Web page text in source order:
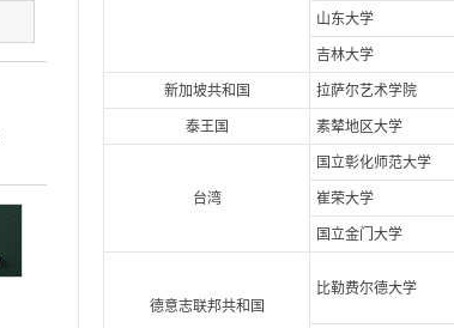
山东大学
吉林大学
新加坡共和国
拉萨尔艺术学院
泰王国
素辇地区大学
台湾
国立彰化师范大学
崔荣大学
国立金门大学
德意志联邦共和国
比勒费尔德大学